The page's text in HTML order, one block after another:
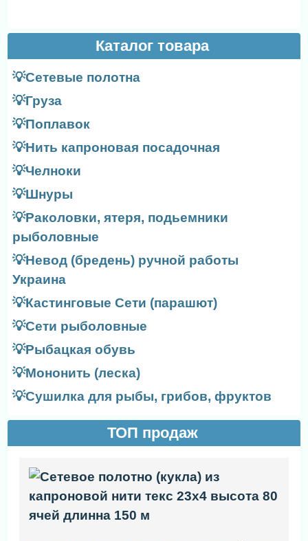
Каталог товара
💡Сетевые полотна
💡Груза
💡Поплавок
💡Нить капроновая посадочная
💡Челноки
💡Шнуры
💡Раколовки, ятеря, подьемники
рыболовные
💡Невод (бредень) ручной работы
Украина
💡Кастинговые Сети (парашют)
💡Сети рыболовные
💡Рыбацкая обувь
💡Мононить (леска)
💡Сушилка для рыбы, грибов, фруктов
ТОП продаж